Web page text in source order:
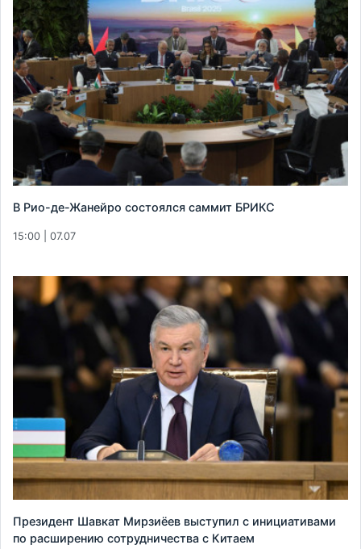
В Рио-де-Жанейро состоялся саммит БРИКС
15:00 | 07.07
Президент Шавкат Мирзиёев выступил с инициативами
по расширению сотрудничества с Китаем